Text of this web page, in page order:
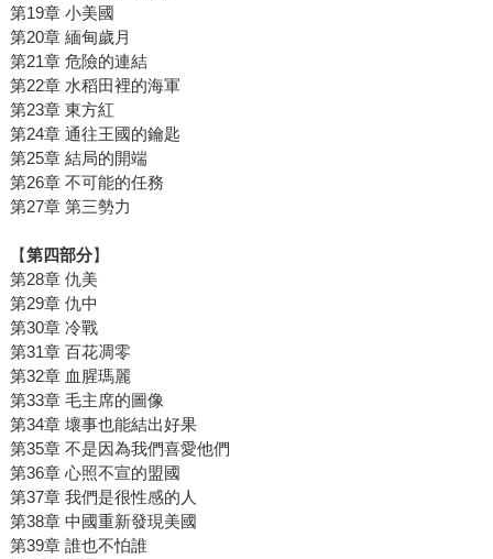
第19章 小美國
第20章 緬甸歲月
第21章 危險的連結
第22章 水稻田裡的海軍
第23章 東方紅
第24章 通往王國的鑰匙
第25章 結局的開端
第26章 不可能的任務
第27章 第三勢力
【第四部分】
第28章 仇美
第29章 仇中
第30章 冷戰
第31章 百花凋零
第32章 血腥瑪麗
第33章 毛主席的圖像
第34章 壞事也能結出好果
第35章 不是因為我們喜愛他們
第36章 心照不宣的盟國
第37章 我們是很性感的人
第38章 中國重新發現美國
第39章 誰也不怕誰